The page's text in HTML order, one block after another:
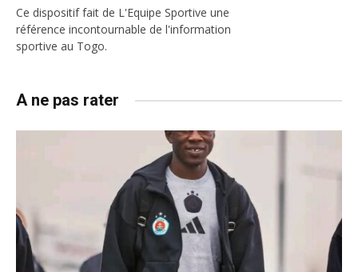
Ce dispositif fait de L'Equipe Sportive une
référence incontournable de l'information
sportive au Togo.
A ne pas rater